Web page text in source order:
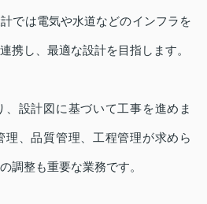
では電気や水道などのインフラを
携し、最適な設計を目指します。
設計図に基づいて工事を進めま
理、品質管理、工程管理が求めら
調整も重要な業務です。